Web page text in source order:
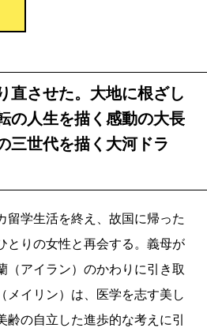
直させた。大地に根ざし
の人生を描く感動の大長
三世代を描く大河ドラ
留学生活を終え、故国に帰った
とりの女性と再会する。義母が
（アイラン）のかわりに引き取
メイリン）は、医学を志す美し
齢の自立した進歩的な考えに引